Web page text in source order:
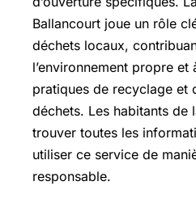
Ballancourt joue un rôle
déchets locaux,
l’environnement propre
pratiques de recyclage et
déchets. Les habitants de
trouver toutes les
utiliser ce service de
responsable.